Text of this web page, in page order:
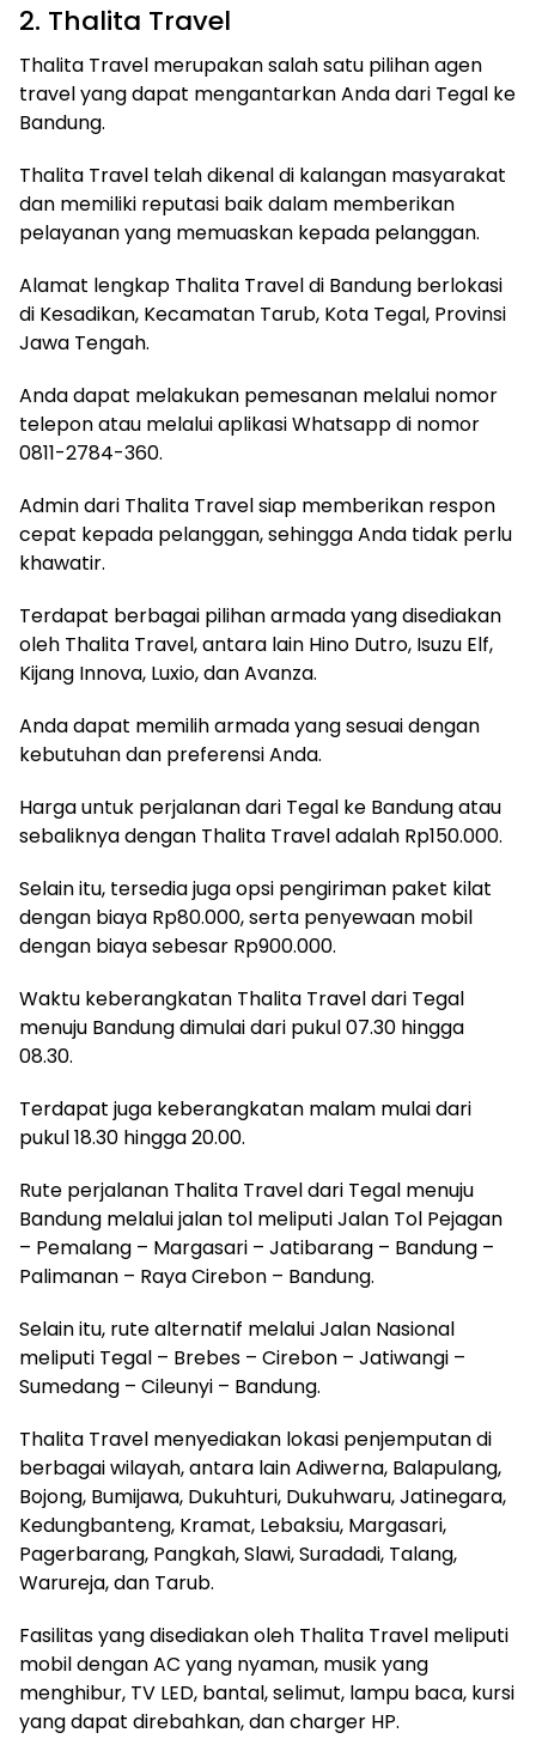
2. Thalita Travel
Thalita Travel merupakan salah satu pilihan agen
travel yang dapat mengantarkan Anda dari Tegal ke
Bandung.
Thalita Travel telah dikenal di kalangan masyarakat
dan memiliki reputasi baik dalam memberikan
pelayanan yang memuaskan kepada pelanggan.
Alamat lengkap Thalita Travel di Bandung berlokasi
di Kesadikan, Kecamatan Tarub, Kota Tegal, Provinsi
Jawa Tengah.
Anda dapat melakukan pemesanan melalui nomor
telepon atau melalui aplikasi Whatsapp di nomor
0811-2784-360.
Admin dari Thalita Travel siap memberikan respon
cepat kepada pelanggan, sehingga Anda tidak perlu
khawatir.
Terdapat berbagai pilihan armada yang disediakan
oleh Thalita Travel, antara lain Hino Dutro, Isuzu Elf,
Kijang Innova, Luxio, dan Avanza.
Anda dapat memilih armada yang sesuai dengan
kebutuhan dan preferensi Anda.
Harga untuk perjalanan dari Tegal ke Bandung atau
sebaliknya dengan Thalita Travel adalah Rp150.000.
Selain itu, tersedia juga opsi pengiriman paket kilat
dengan biaya Rp80.000, serta penyewaan mobil
dengan biaya sebesar Rp900.000.
Waktu keberangkatan Thalita Travel dari Tegal
menuju Bandung dimulai dari pukul 07.30 hingga
08.30.
Terdapat juga keberangkatan malam mulai dari
pukul 18.30 hingga 20.00.
Rute perjalanan Thalita Travel dari Tegal menuju
Bandung melalui jalan tol meliputi Jalan Tol Pejagan
– Pemalang – Margasari – Jatibarang – Bandung –
Palimanan – Raya Cirebon – Bandung.
Selain itu, rute alternatif melalui Jalan Nasional
meliputi Tegal – Brebes – Cirebon – Jatiwangi –
Sumedang – Cileunyi – Bandung.
Thalita Travel menyediakan lokasi penjemputan di
berbagai wilayah, antara lain Adiwerna, Balapulang,
Bojong, Bumijawa, Dukuhturi, Dukuhwaru, Jatinegara,
Kedungbanteng, Kramat, Lebaksiu, Margasari,
Pagerbarang, Pangkah, Slawi, Suradadi, Talang,
Warureja, dan Tarub.
Fasilitas yang disediakan oleh Thalita Travel meliputi
mobil dengan AC yang nyaman, musik yang
menghibur, TV LED, bantal, selimut, lampu baca, kursi
yang dapat direbahkan, dan charger HP.